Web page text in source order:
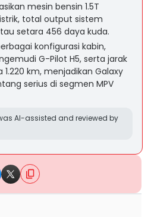
mesin bensin 1.5T
total output sistem
setara 456 daya kuda.
konfigurasi kabin,
G-Pilot H5, serta jarak
km, menjadikan Galaxy
serius di segmen MPV
AI-assisted and reviewed by